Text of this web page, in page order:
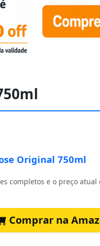
Original 750ml
completos e o preço
Comprar na